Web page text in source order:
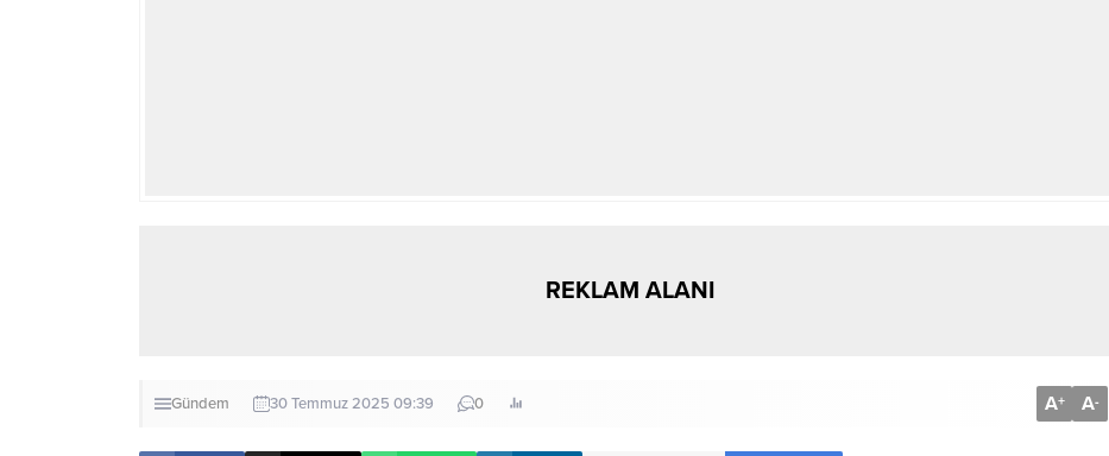
REKLAM ALANI
Gündem 30 Temmuz 2025 09:39 0 A+ A-